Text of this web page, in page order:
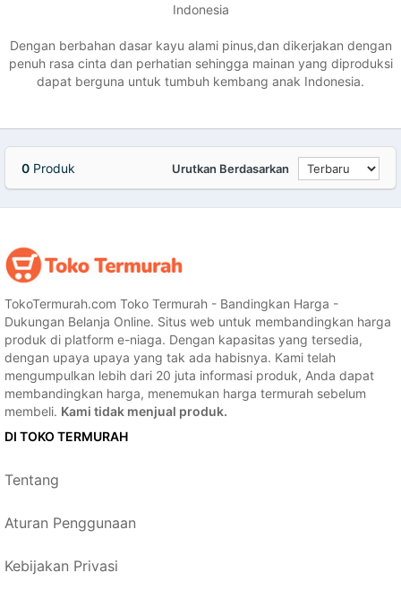
Indonesia
Dengan berbahan dasar kayu alami pinus,dan dikerjakan dengan
penuh rasa cinta dan perhatian sehingga mainan yang diproduksi
dapat berguna untuk tumbuh kembang anak Indonesia.
0 Produk Urutkan Berdasarkan
TokoTermurah.com Toko Termurah - Bandingkan Harga -
Dukungan Belanja Online. Situs web untuk membandingkan harga
produk di platform e-niaga. Dengan kapasitas yang tersedia,
dengan upaya upaya yang tak ada habisnya. Kami telah
mengumpulkan lebih dari 20 juta informasi produk, Anda dapat
membandingkan harga, menemukan harga termurah sebelum
membeli. Kami tidak menjual produk.
DI TOKO TERMURAH
Tentang
Aturan Penggunaan
Kebijakan Privasi